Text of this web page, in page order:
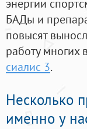
энергии
БАДы и
повысят
работу многих
сиалис 3.
Несколько
именно у